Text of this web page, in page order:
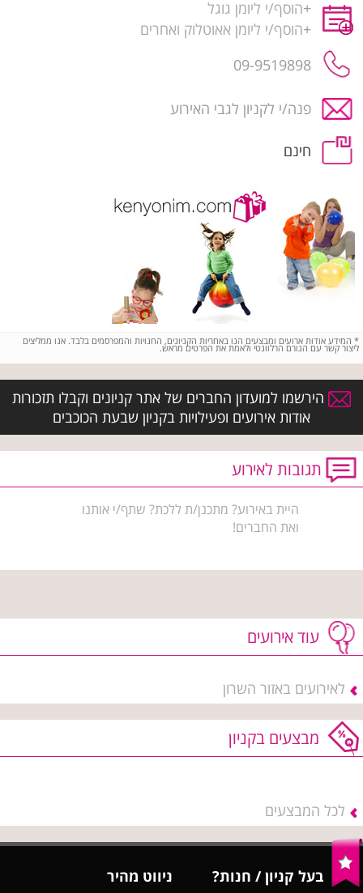
+הוסף/י ליומן גוגל
+הוסף/י ליומן אאוטלוק ואחרים
09-9519898
פנה/י לקניון לגבי האירוע
חינם
* המידע אודות ארועים ומבצעים הנו באחריות הקניונים, החנויות והמפרסמים בלבד. אנו ממליצים
ליצור קשר עם הגורם הרלוונטי ולאמת את הפרטים מראש.
הירשמו למועדון החברים של אתר קניונים וקבלו תזכורות
אודות אירועים ופעילויות בקניון שבעת הכוכבים
תגובות לאירוע
היית באירוע? מתכנן/ת ללכת? שתף/י אותנו
ואת החברים!
עוד אירועים
לאירועים באזור השרון
מבצעים בקניון
לכל המבצעים
בעל קניון / חנות?
ניווט מהיר